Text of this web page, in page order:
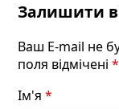
Залишити
Ваш E-mail не
поля відмічені*
Ім'я*